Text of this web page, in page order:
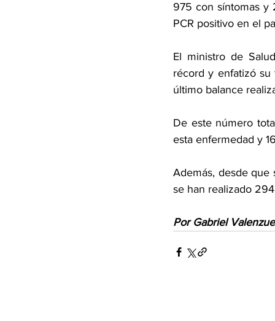
975 con síntomas y
PCR positivo en el
El ministro de
récord y enfatizó
último balance
De este número
esta enfermedad y
Además, desde
se han realizado
Por Gabriel